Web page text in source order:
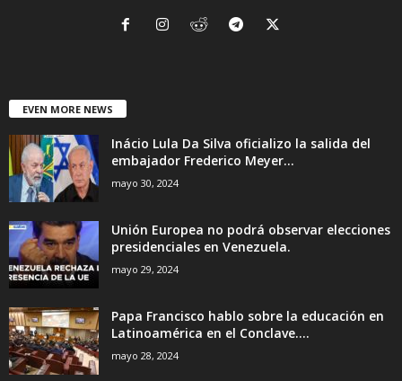
EVEN MORE NEWS
Inácio Lula Da Silva oficializo la salida del
embajador Frederico Meyer...
mayo 30, 2024
Unión Europea no podrá observar elecciones
presidenciales en Venezuela.
mayo 29, 2024
Papa Francisco hablo sobre la educación en
Latinoamérica en el Conclave....
mayo 28, 2024